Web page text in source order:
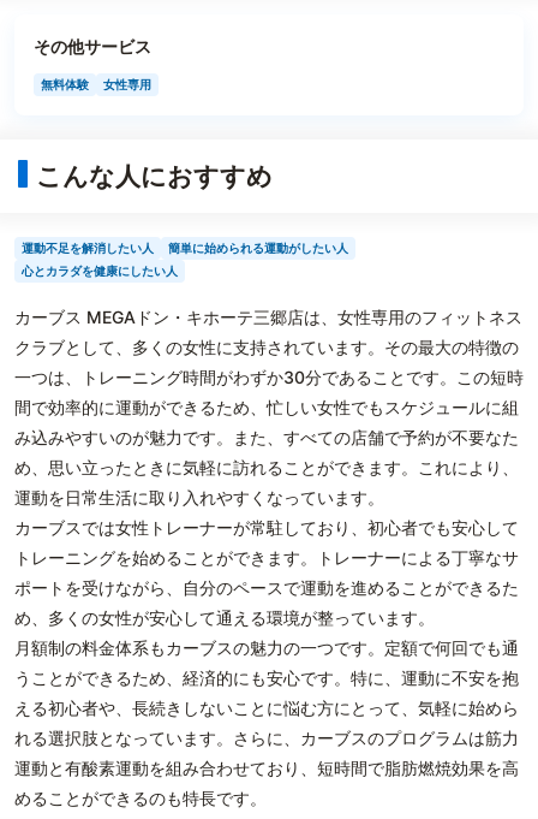
その他サービス
無料体験 女性専用
こんな人におすすめ
運動不足を解消したい人
簡単に始められる運動がしたい人
心とカラダを健康にしたい人
カーブス MEGAドン・キホーテ三郷店は、女性専用のフィットネス
クラブとして、多くの女性に支持されています。その最大の特徴の
一つは、トレーニング時間がわずか30分であることです。この短時
間で効率的に運動ができるため、忙しい女性でもスケジュールに組
み込みやすいのが魅力です。また、すべての店舗で予約が不要なた
め、思い立ったときに気軽に訪れることができます。これにより、
運動を日常生活に取り入れやすくなっています。
カーブスでは女性トレーナーが常駐しており、初心者でも安心して
トレーニングを始めることができます。トレーナーによる丁寧なサ
ポートを受けながら、自分のペースで運動を進めることができるた
め、多くの女性が安心して通える環境が整っています。
月額制の料金体系もカーブスの魅力の一つです。定額で何回でも通
うことができるため、経済的にも安心です。特に、運動に不安を抱
える初心者や、長続きしないことに悩む方にとって、気軽に始めら
れる選択肢となっています。さらに、カーブスのプログラムは筋力
運動と有酸素運動を組み合わせており、短時間で脂肪燃焼効果を高
めることができるのも特長です。